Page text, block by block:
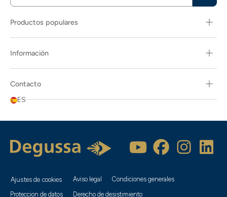
Productos populares
Información
Contacto
ES
Ajustes de cookies Aviso legal
Condiciones generales
Proteccion de datos
Derecho de desistimiento